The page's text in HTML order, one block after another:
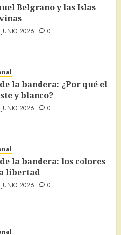
Belgrano y las Islas
2026 0
la bandera: ¿Por qué el
y blanco?
2026 0
la bandera: los colores
libertad
2026 0